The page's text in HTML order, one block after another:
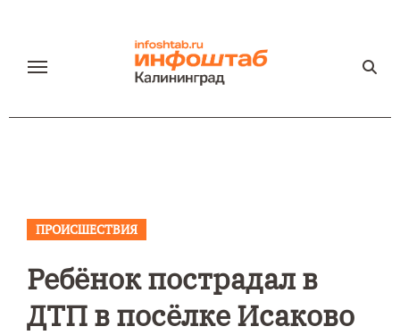
содержанию
ПРОИСШЕСТВИЯ
Ребёнок пострадал в
ДТП в посёлке Исаково